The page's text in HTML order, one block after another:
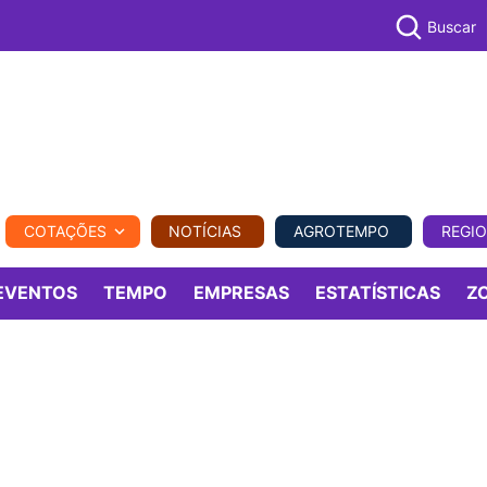
REGIONAL COMERCIAL AGROVIAGENS
Buscar
COTAÇÕES NOTÍCIAS AGROTEMPO
TEMPO EMPRESAS ESTATÍSTICAS